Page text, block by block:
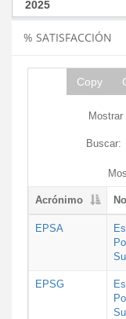
% SATISFACCIÓN
Copy
Mostrar
Buscar:
Acrónimo
EPSA
EPSG